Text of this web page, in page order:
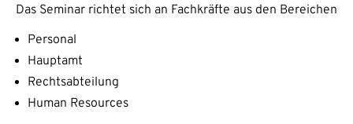
Das Seminar richtet sich an Fachkräfte aus den Bereichen
Personal
Hauptamt
Rechtsabteilung
Human Resources